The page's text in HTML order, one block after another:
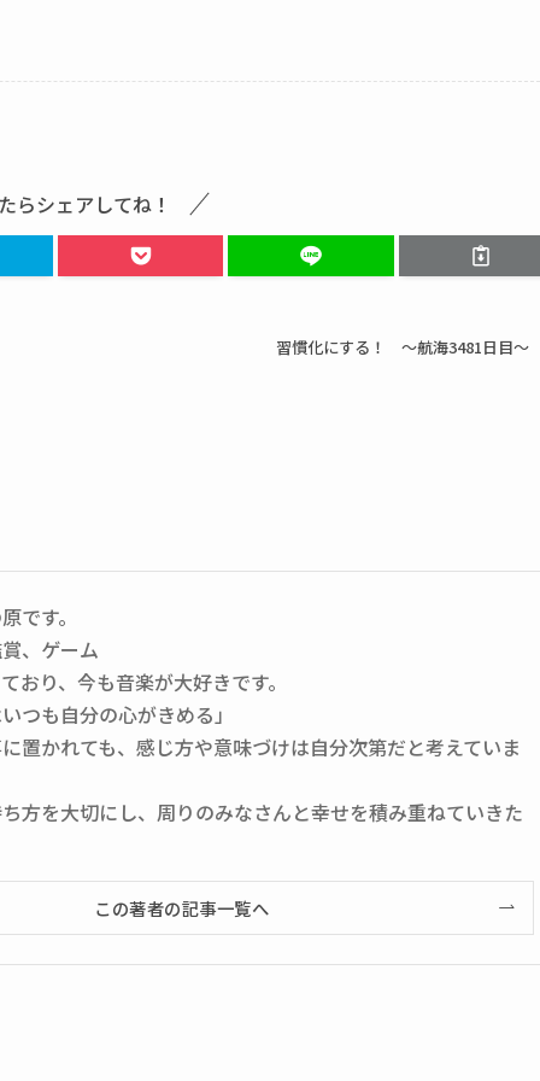
らシェアしてね！
習慣化にする！ ～航海3481日目～
です。
、ゲーム
おり、今も音楽が大好きです。
つも自分の心がきめる」
置かれても、感じ方や意味づけは自分次第だと考えていま
方を大切にし、周りのみなさんと幸せを積み重ねていきた
この著者の記事一覧へ